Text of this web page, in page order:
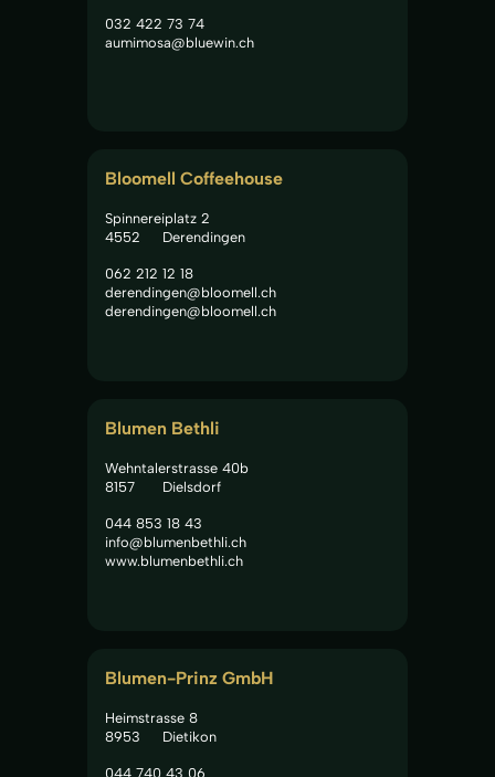
032 422 73 74
aumimosa@bluewin.ch
Bloomell Coffeehouse
Spinnereiplatz 2
4552
Derendingen
062 212 12 18
derendingen@bloomell.ch
derendingen@bloomell.ch
Blumen Bethli
Wehntalerstrasse 40b
8157
Dielsdorf
044 853 18 43
info@blumenbethli.ch
www.blumenbethli.ch
Blumen-Prinz GmbH
Heimstrasse 8
8953
Dietikon
044 740 43 06